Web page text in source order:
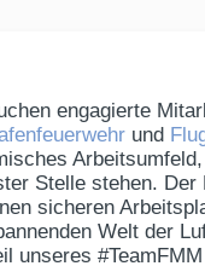
engagierte
und
Stelle stehen. Der
sicheren
Welt der
unseres